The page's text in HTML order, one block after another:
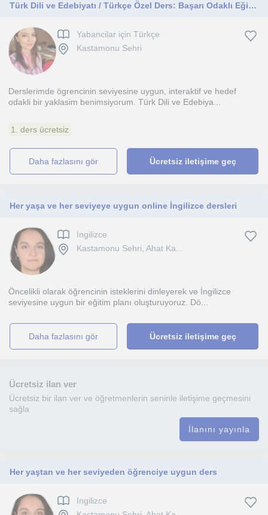
Türk Dili ve Edebiyatı / Türkçe Özel Ders: Başarı Odaklı Eğitim
Yabancilar için Türkçe
Kastamonu Sehri
Derslerimde ögrencinin seviyesine uygun, interaktif ve hedef
odakli bir yaklasim benimsiyorum. Türk Dili ve Edebiya...
1. ders ücretsiz
daha fazlasını gör Ücretsiz iletişime geç
Her yaşa ve her seviyeye uygun online İngilizce dersleri
Ingilizce
Kastamonu Sehri, Ahat Ka...
Öncelikli olarak öğrencinin isteklerini dinleyerek ve İngilizce
seviyesine uygun bir eğitim planı oluşturuyoruz. Dö...
daha fazlasını gör Ücretsiz iletişime geç
Ücretsiz ilan ver
Ücretsiz bir ilan ver ve öğretmenlerin seninle iletişime geçmesini
sağla
İlanını yayınla
Her yaştan ve her seviyeden öğrenciye uygun ders
Ingilizce